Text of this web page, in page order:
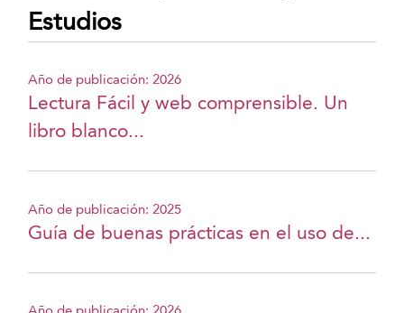
Estudios
Año de publicación: 2026
Lectura Fácil y web comprensible. Un
libro blanco...
Año de publicación: 2025
Guía de buenas prácticas en el uso de...